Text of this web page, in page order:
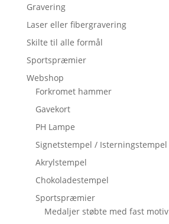
Gravering
Laser eller fibergravering
Skilte til alle formål
Sportspræmier
Webshop
Forkromet hammer
Gavekort
PH Lampe
Signetstempel / Isterningstempel
Akrylstempel
Chokoladestempel
Sportspræmier
Medaljer støbte med fast motiv